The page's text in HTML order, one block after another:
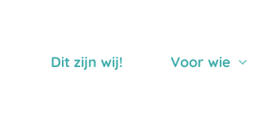
Dit zijn wij! Voor wie